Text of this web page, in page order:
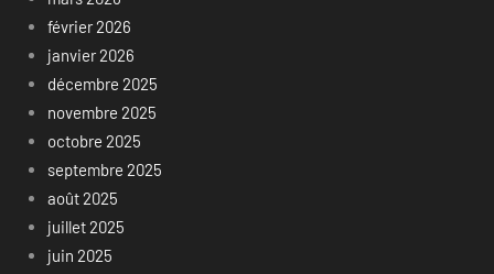
février 2026
janvier 2026
décembre 2025
novembre 2025
octobre 2025
septembre 2025
août 2025
juillet 2025
juin 2025